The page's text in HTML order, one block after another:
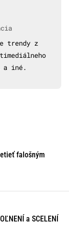
trendy z
a iné.
falošným
a SCELENÍ